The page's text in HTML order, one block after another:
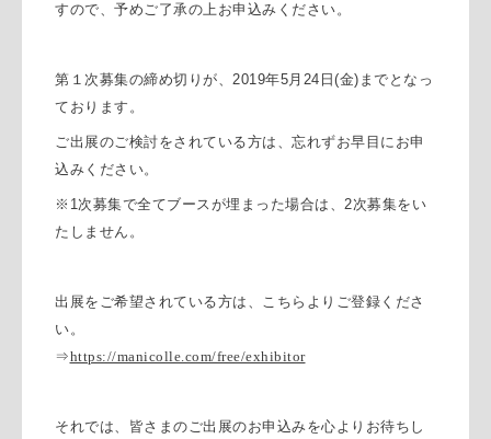
すので、予めご了承の上お申込みください。
第１次募集の締め切りが、 2019年5月 24 日 (金) までとなっ
ております。
ご出展のご検討をされている方は、忘れずお早目にお申
込みください。
※ 1次募集で全てブースが埋まった場合は、 2次募集をい
たしません。
出展をご希望されている方は、こちらよりご登録くださ
い。
⇒https://manicolle.com/free/exhibitor
それでは、皆さまのご出展のお申込みを心よりお待ちし